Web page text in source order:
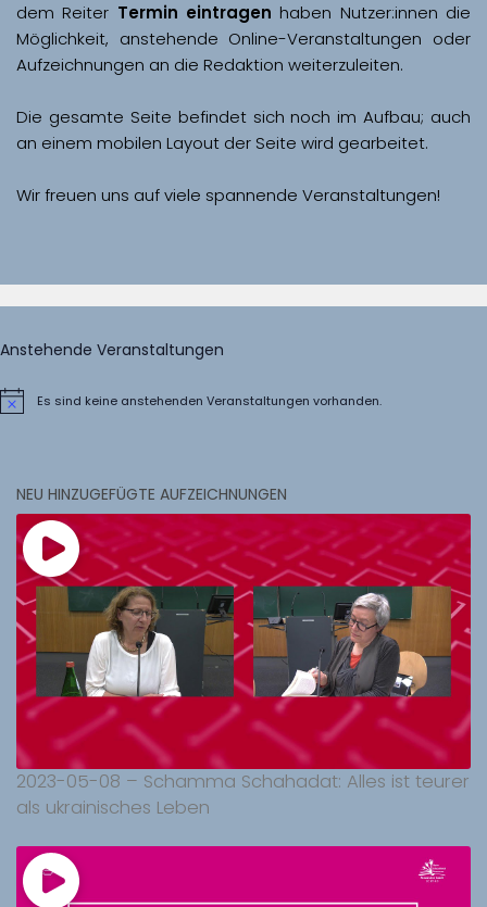
dem Reiter Termin eintragen haben Nutzer:innen die
Möglichkeit, anstehende Online-Veranstaltungen oder
Aufzeichnungen an die Redaktion weiterzuleiten.
Die gesamte Seite befindet sich noch im Aufbau; auch
Wir freuen uns auf viele spannende Veranstaltungen!
Anstehende Veranstaltungen
HinweisEs sind keine anstehenden Veranstaltungen vorhanden.
NEU HINZUGEFÜGTE AUFZEICHNUNGEN
2023-05-08 – Schamma Schahadat: Alles ist teurer
als ukrainisches Leben